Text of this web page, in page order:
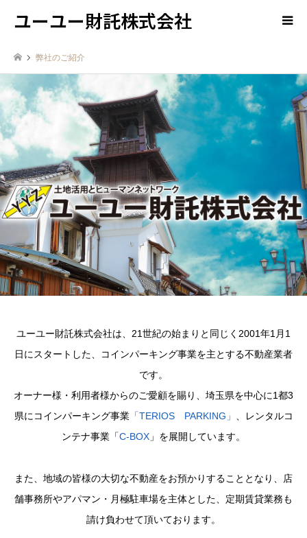
ユーユー財託株式会社
弊社のご紹介
ユーユー財託株式会社は、21世紀の始まりと同じく2001年1月1
日にスタートした、コインパーキング事業を主とする不動産業者
です。
オーナー様・利用者様からのご愛顧を賜り、埼玉県を中心に1都3
県にコインパーキング事業「TERIOS PARKING」
、レンタルコ
ンテナ事業「C-BOX 」を展開しています。
また、地域の皆様の大切な不動産をお預かりすることとなり、店
舗事務所やアパマン・月極駐車場を主体とした、定期賃貸業務も
請け負わせて頂いております。